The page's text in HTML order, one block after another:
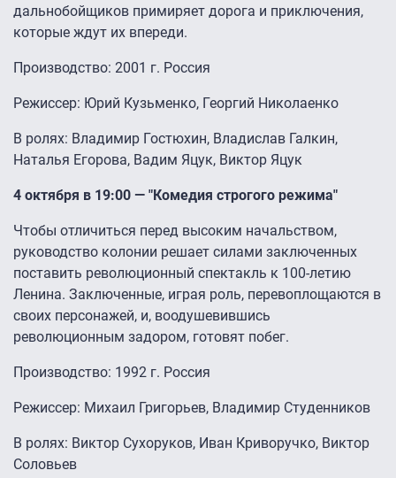
дальнобойщиков примиряет дорога и приключения,
которые ждут их впереди.
Производство: 2001 г. Россия
Режиссер: Юрий Кузьменко, Георгий Николаенко
В ролях: Владимир Гостюхин, Владислав Галкин,
Наталья Егорова, Вадим Яцук, Виктор Яцук
4 октября в 19:00 — "Комедия строгого режима"
Чтобы отличиться перед высоким начальством,
руководство колонии решает силами заключенных
поставить революционный спектакль к 100-летию
Ленина. Заключенные, играя роль, перевоплощаются в
своих персонажей, и, воодушевившись
революционным задором, готовят побег.
Производство: 1992 г. Россия
Режиссер: Михаил Григорьев, Владимир Студенников
В ролях: Виктор Сухоруков, Иван Криворучко, Виктор
Соловьев